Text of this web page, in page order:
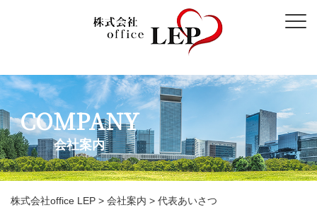
COMPANY
会社案内
株式会社office LEP > 会社案内 > 代表あいさつ